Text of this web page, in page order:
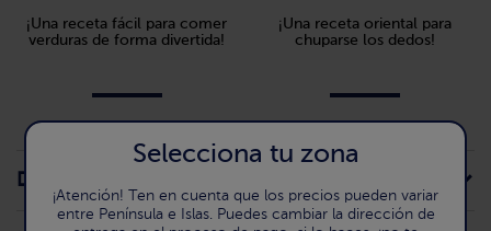
¡Una receta fácil para comer
verduras de forma divertida!
¡Una receta oriental para
chuparse los dedos!
Detalle del producto
Selecciona tu zona
¡Atención! Ten en cuenta que los precios pueden variar
entre Península e Islas. Puedes cambiar la dirección de